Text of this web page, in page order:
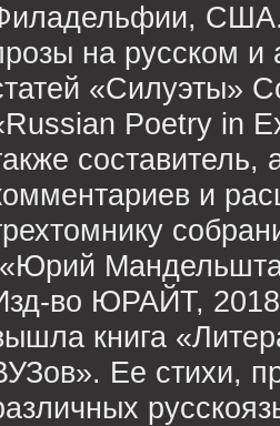
США.
на русском и
«Силуэты»
Poetry in
составитель,
и
во ЮРАЙТ,
книга
Ее стихи,